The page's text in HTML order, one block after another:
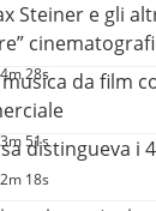
Steiner e gli
28s
musica da film
51s
distingueva i
18s